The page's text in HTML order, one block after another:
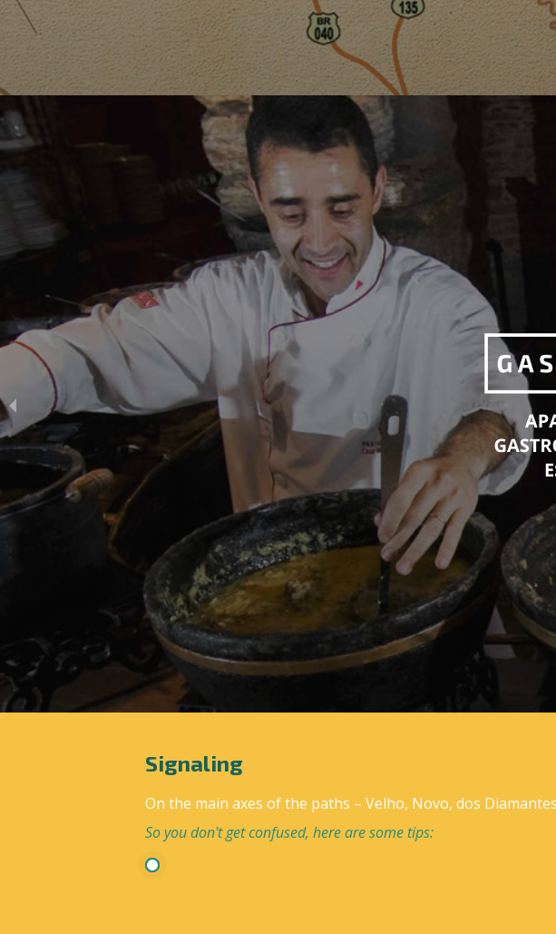
Signaling
On the main axes of the paths – Velho, Novo, dos
So you don't get confused, here are some tips: